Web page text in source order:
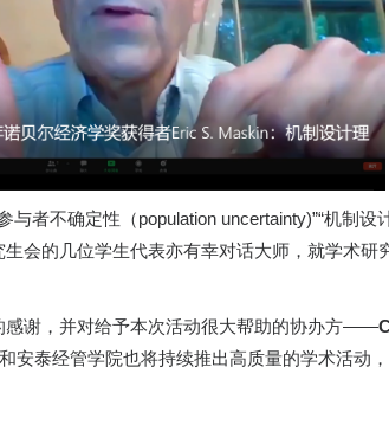
者不确定性（population uncertainty)”“机制
会的几位学生代表亦有幸对话大师，就学术
感谢，并对给予本次活动很大帮助的协办方——
泰经管学院也将持续推出高质量的学术活动